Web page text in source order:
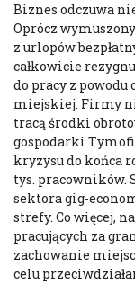
Biznes odczuwa
Oprócz
z urlopów
całkowicie
do pracy z
miejskiej. Firmy
tracą środki
gospodarki
kryzysu do końca
tys. pracowników.
sektora gig-
strefy. Co więcej,
pracujących za
zachowanie
celu